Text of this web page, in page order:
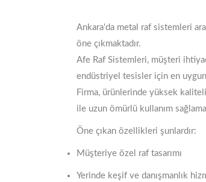
Ankara'da metal raf sistemleri
öne çıkmaktadır.
Afe Raf Sistemleri, müşteri
endüstriyel tesisler için en
Firma, ürünlerinde yüksek
ile uzun ömürlü kullanım
Öne çıkan özellikleri şunlardır:
Müşteriye özel raf tasarımı
Yerinde keşif ve danışmanlık